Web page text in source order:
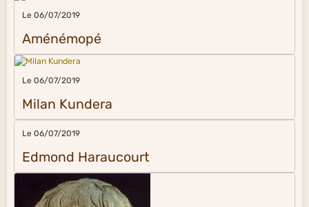
Le 06/07/2019
Aménémopé
Le 06/07/2019
Milan Kundera
Le 06/07/2019
Edmond Haraucourt